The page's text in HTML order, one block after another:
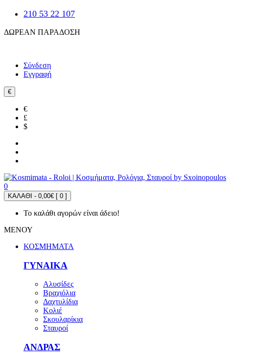
210 53 22 107
ΔΩΡΕΑΝ ΠΑΡΑΔΟΣΗ
Σύνδεση
Εγγραφή
€
€
£
$
0
ΚΑΛΑΘΙ - 0,00€ [ 0 ]
Το καλάθι αγορών είναι άδειο!
ΜΕΝΟΥ
ΚΟΣΜΗΜΑΤΑ
ΓΥΝΑΙΚΑ
Αλυσίδες
Βραχιόλια
Δαχτυλίδια
Κολιέ
Σκουλαρίκια
Σταυροί
ΑΝΔΡΑΣ